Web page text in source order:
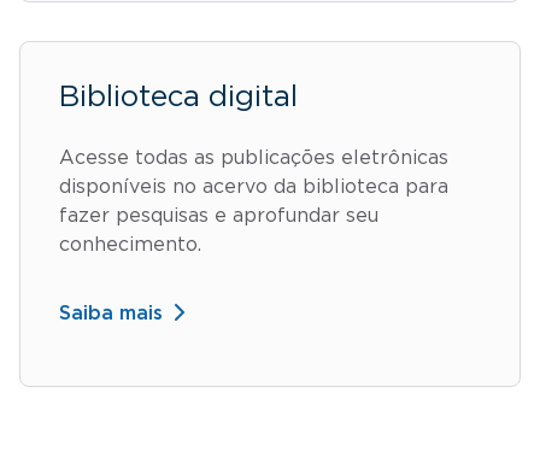
Biblioteca digital
Acesse todas as publicações eletrônicas
disponíveis no acervo da biblioteca para
fazer pesquisas e aprofundar seu
conhecimento.
Saiba mais